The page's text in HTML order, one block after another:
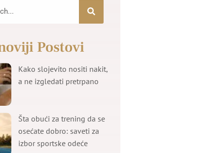
Postovi
Kako slojevito nositi nakit,
a ne izgledati pretrpano
Šta obući za trening da se
osećate dobro: saveti za
izbor sportske odeće